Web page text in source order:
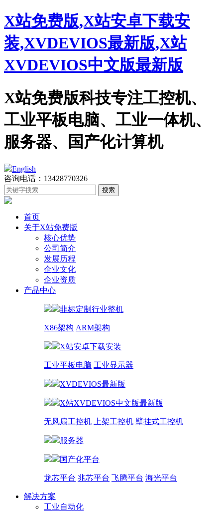
X站免费版,X站安卓下载安
装,XVDEVIOS最新版,X站
XVDEVIOS中文版最新版
X站免费版科技专注工控机、
工业平板电脑、工业一体机、
服务器、国产化计算机
English
咨询电话：13428770326
首页
关于X站免费版
核心优势
公司简介
发展历程
企业文化
企业资质
产品中心
非标定制行业整机
X86架构 ARM架构
X站安卓下载安装
工业平板电脑 工业显示器
XVDEVIOS最新版
X站XVDEVIOS中文版最新版
无风扇工控机 上架工控机 壁挂式工控机
服务器
国产化平台
龙芯平台 兆芯平台 飞腾平台 海光平台
解决方案
工业自动化